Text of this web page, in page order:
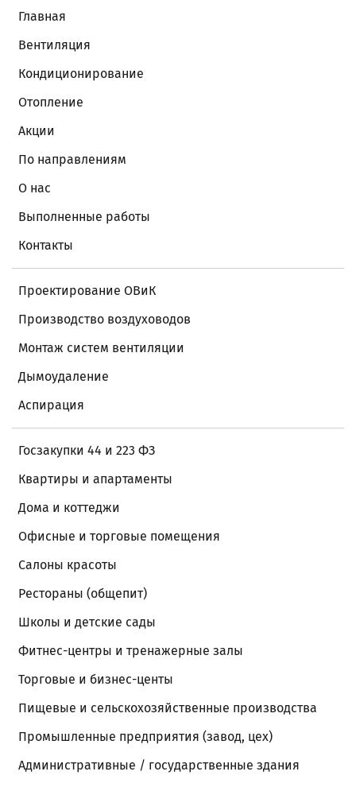
Главная
Вентиляция
Кондиционирование
Отопление
Акции
По направлениям
О нас
Выполненные работы
Контакты
Проектирование ОВиК
Производство воздуховодов
Монтаж систем вентиляции
Дымоудаление
Аспирация
Госзакупки 44 и 223 ФЗ
Квартиры и апартаменты
Дома и коттеджи
Офисные и торговые помещения
Салоны красоты
Рестораны (общепит)
Школы и детские сады
Фитнес-центры и тренажерные залы
Торговые и бизнес-центы
Пищевые и сельскохозяйственные производства
Промышленные предприятия (завод, цех)
Административные / государственные здания